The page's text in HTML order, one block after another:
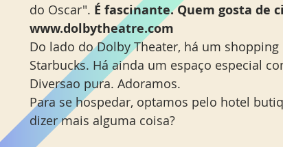
do Oscar". É fascinante. Quem gosta de
www.dolbytheatre.com
Do lado do Dolby Theater, há um
Starbucks. Há ainda um espaço especial
Diversao pura. Adoramos.
Para se hospedar, optamos pelo hotel
dizer mais alguma coisa?